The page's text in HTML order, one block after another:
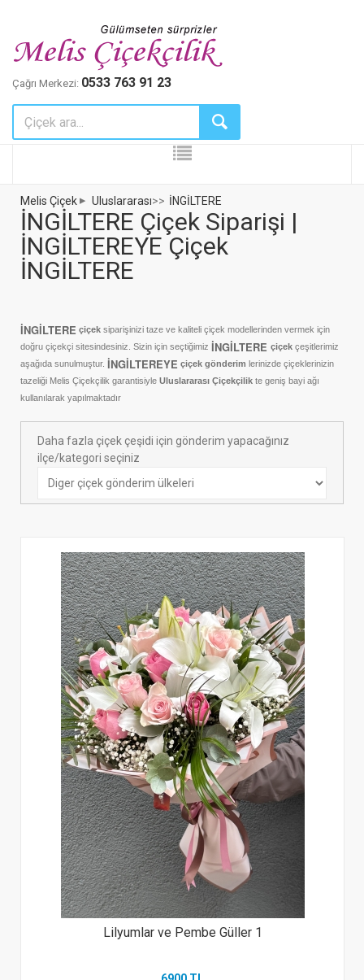
Çağrı Merkezi: 0533 763 91 23
Melis Çiçek Uluslararası>> İNGİLTERE
İNGİLTERE Çiçek Siparişi |
İNGİLTEREYE Çiçek
İNGİLTERE
İNGİLTERE çiçek siparişinizi taze ve kaliteli çiçek modellerinden vermek için
doğru çiçekçi sitesindesiniz. Sizin için seçtiğimiz İNGİLTERE çiçek çeşitlerimiz
aşağıda sunulmuştur. İNGİLTEREYE çiçek gönderim lerinizde çiçeklerinizin
tazeliği Melis Çiçekçilik garantisiyle Uluslararası Çiçekçilik te geniş bayi ağı
kullanılarak yapılmaktadır
Daha fazla çiçek çeşidi için gönderim yapacağınız
ilçe/kategori seçiniz
Lilyumlar ve Pembe Güller 1